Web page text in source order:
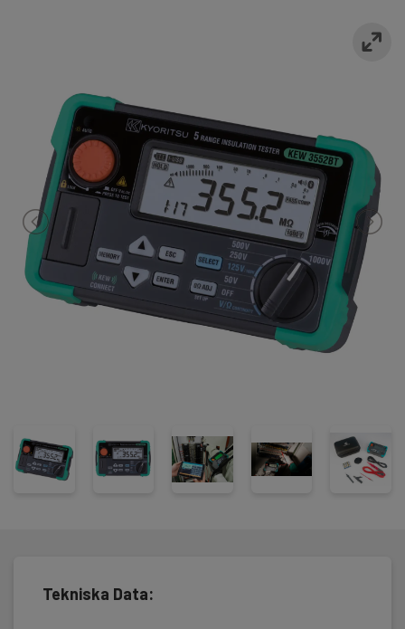
Kan testa upp till 40GΩ
Automatisk urladdning
Diagnostiserande isolationstest: PI och DAR
Bakgrundsbelyst display som slås på automatiskt vid dålig
belysning
Minne och PC-kommunikation
Bluetooth för kommunikation med smartphone
och tablet
Instrumentet har nolljustering i lågohmsområdet, så
man kompenserar för resistansen i testledningarna. Kyoritsu
3552BT uppfyller IEC 61010-1 KAT III 600V och levereras komplett
med en väska, testledningar, batteri och manual.
Tekniska Data: